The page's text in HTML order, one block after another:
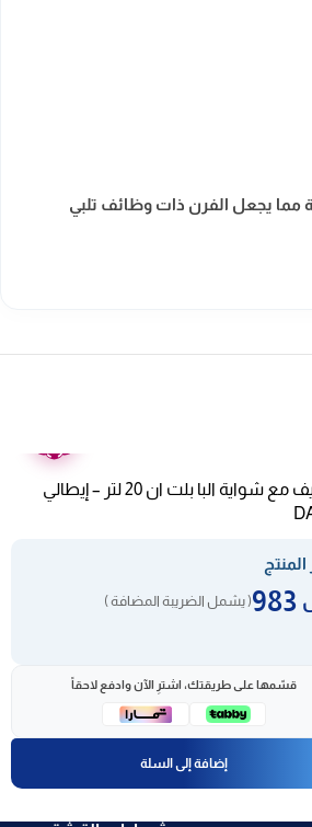
مما يجعل الفرن ذات وظائف تلبي
ميكرويف مع شواية البا بلت ان 20 لتر – إيطالي
( يشمل الضريبة المضافة )
قسّمها على طريقتك، اشترِ الآن وادفع لاحقاً
إضافة إلى السلة